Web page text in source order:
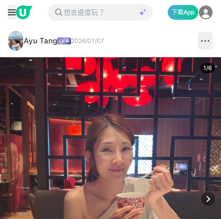
下載App
Ayu Tang 2026/07/07
1/6